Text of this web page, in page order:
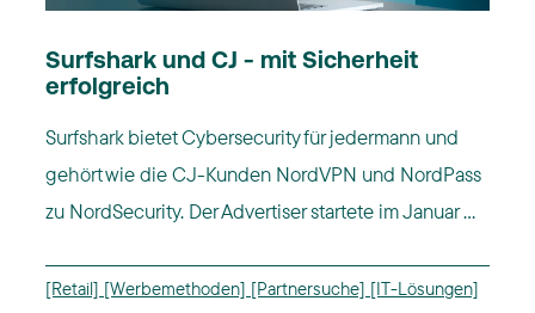
Surfshark und CJ - mit Sicherheit
erfolgreich
Surfshark bietet Cybersecurity für jedermann und
gehört wie die CJ-Kunden NordVPN und NordPass
zu NordSecurity. Der Advertiser startete im Januar ...
[Retail] [Werbemethoden] [Partnersuche] [IT-Lösungen]